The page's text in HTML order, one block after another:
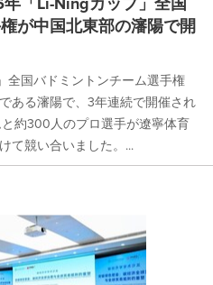
が中国北東部の瀋陽で開
全国バドミントンチーム選手権
ある瀋陽で、3年連続で開催され
約300人のプロ選手が遼寧体育
て競い合いました。...